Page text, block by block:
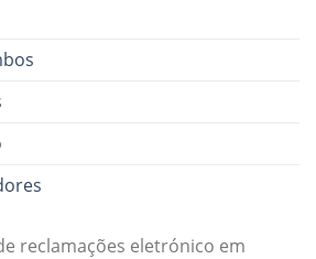
reclamações eletrónico em